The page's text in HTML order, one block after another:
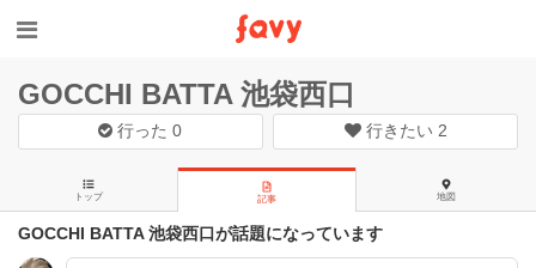
GOCCHI BATTA 池袋西口
行った0 行きたい 2
トップ 記事 地図
GOCCHI BATTA 池袋西口が話題になっています